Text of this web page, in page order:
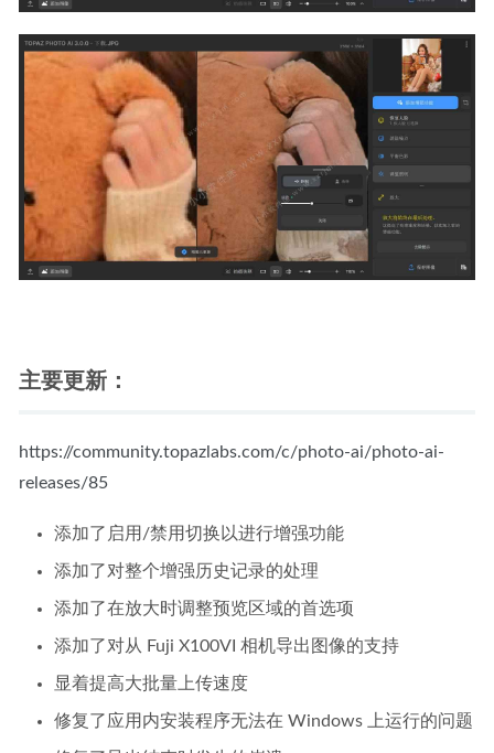
主要更新：
https://community.topazlabs.com/c/photo-ai/photo-ai-
releases/85
添加了启用/禁用切换以进行增强功能
添加了对整个增强历史记录的处理
添加了在放大时调整预览区域的首选项
添加了对从 Fuji X100VI 相机导出图像的支持
显着提高大批量上传速度
修复了应用内安装程序无法在 Windows 上运行的问题